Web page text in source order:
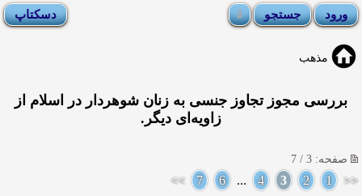
مذهب
بررسی مجوز تجاوز جنسی به زنان شوهردار در اسلام از
زاویه‌ای دیگر.
صفحه: 3 / 7
<<
1
2
3
4
...
6
7
>>